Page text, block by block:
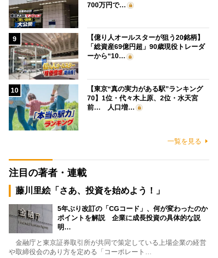
700万円で…
9
【億り人オールスターが狙う20銘柄】
「総資産69億円超」90歳現役トレーダ
ーから“10…
10
【東京“真の実力がある駅”ランキング
70】1位・代々木上原、2位・水天宮
前… 人口増…
一覧を見る
注目の著者・連載
藤川里絵「さあ、投資を始めよう！」
5年ぶり改訂の「CGコード」、何が変わったのか
ポイントを解説 企業に成長投資の具体的な説
明…
金融庁と東京証券取引所が共同で策定している上場企業の経営
や取締役会のあり方を定める「コーポレート…